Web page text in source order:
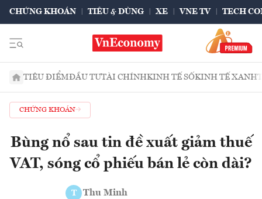
CHỨNG KHOÁN TIÊU & DÙNG XE VNE TV TECH
TIÊU ĐIỂMĐẦU TƯTÀI CHÍNHKINH TẾ SỐKINH TẾ XANH
CHỨNG KHOÁN
Bùng nổ sau tin đề xuất giảm thuế
VAT, sóng cổ phiếu bán lẻ còn dài?
T Thu Minh